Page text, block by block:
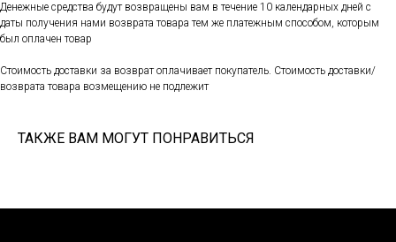
Денежные средства будут возвращены вам в течение 10 календарных дней с
даты получения нами возврата товара тем же платежным способом, которым
был оплачен товар
Стоимость доставки за возврат оплачивает покупатель. Стоимость доставки/
возврата товара возмещению не подлежит
ТАКЖЕ ВАМ МОГУТ ПОНРАВИТЬСЯ